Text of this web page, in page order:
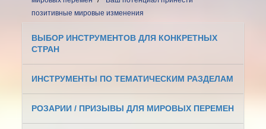
позитивные мировые изменения
ВЫБОР ИНСТРУМЕНТОВ ДЛЯ КОНКРЕТНЫХ
СТРАН
ИНСТРУМЕНТЫ ПО ТЕМАТИЧЕСКИМ РАЗДЕЛАМ
РОЗАРИИ / ПРИЗЫВЫ ДЛЯ МИРОВЫХ ПЕРЕМЕН